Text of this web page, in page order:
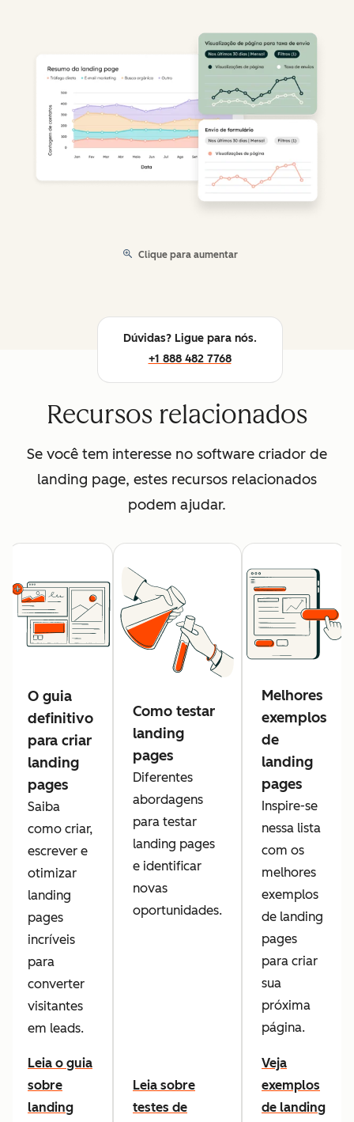
Clique para aumentar
Dúvidas? Ligue para nós.
+1 888 482 7768
Recursos relacionados
Se você tem interesse no software criador de
landing page, estes recursos relacionados
podem ajudar.
O guia
definitivo
para criar
landing
pages
Saiba
como criar,
escrever e
otimizar
landing
pages
incríveis
para
converter
visitantes
em leads.
Leia o guia
sobre
landing
Como testar
landing
pages
Diferentes
abordagens
para testar
landing pages
e identificar
novas
oportunidades.
Leia sobre
testes de
Melhores
exemplos
de
landing
pages
Inspire-se
nessa lista
com os
melhores
exemplos
de landing
pages
para criar
sua
próxima
página.
Veja
exemplos
de landing